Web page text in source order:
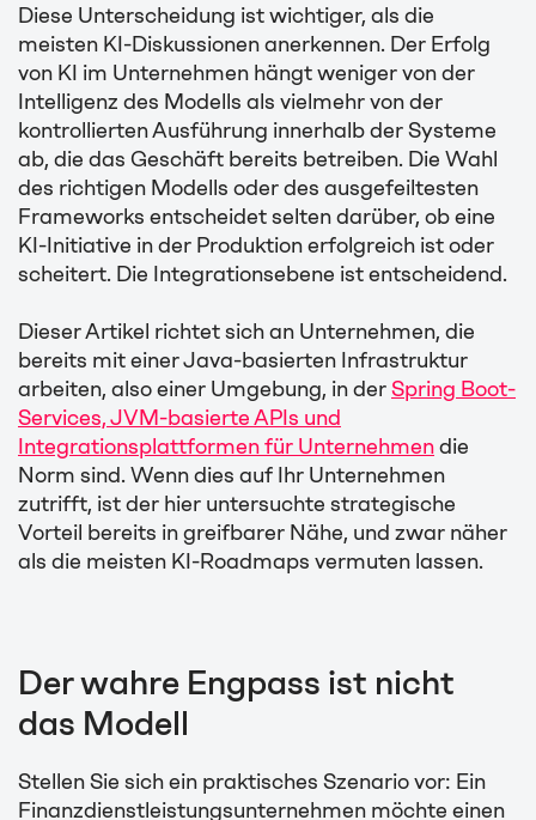
Diese Unterscheidung ist wichtiger, als die
meisten KI-Diskussionen anerkennen. Der Erfolg
von KI im Unternehmen hängt weniger von der
Intelligenz des Modells als vielmehr von der
kontrollierten Ausführung innerhalb der Systeme
ab, die das Geschäft bereits betreiben. Die Wahl
des richtigen Modells oder des ausgefeiltesten
Frameworks entscheidet selten darüber, ob eine
KI-Initiative in der Produktion erfolgreich ist oder
scheitert. Die Integrationsebene ist entscheidend.
Dieser Artikel richtet sich an Unternehmen, die
bereits mit einer Java-basierten Infrastruktur
arbeiten, also einer Umgebung, in derSpring Boot-
Services, JVM-basierte APIs und
Integrationsplattformen für Unternehmendie
Norm sind. Wenn dies auf Ihr Unternehmen
zutrifft, ist der hier untersuchte strategische
Vorteil bereits in greifbarer Nähe, und zwar näher
als die meisten KI-Roadmaps vermuten lassen.
Der wahre Engpass ist nicht
das Modell
Stellen Sie sich ein praktisches Szenario vor: Ein
Finanzdienstleistungsunternehmen möchte einen